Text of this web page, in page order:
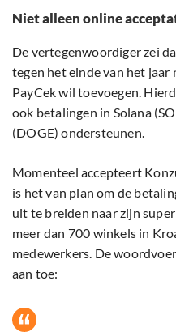
Niet alleen online
De vertegenwoordiger zei
tegen het einde van het jaar
PayCek wil toevoegen.
ook betalingen in Solana
(DOGE) ondersteunen.
Momenteel accepteert
is het van plan om de
uit te breiden naar zijn
meer dan 700 winkels in
medewerkers. De
aan toe: